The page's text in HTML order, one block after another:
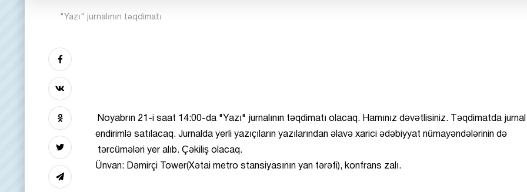
"Yazı" jurnalının təqdimatı
Noyabrın 21-i saat 14:00-da "Yazı" jurnalının təqdimatı olacaq. Hamınız dəvətlisiniz. Təqdimatda jurnal
endirimlə satılacaq. Jurnalda yerli yazıçıların yazılarından əlavə xarici ədəbiyyat nümayəndələrinin də
tərcümələri yer alıb. Çəkiliş olacaq.
Ünvan: Dəmirçi Tower(Xətai metro stansiyasının yan tərəfi), konfrans zalı.